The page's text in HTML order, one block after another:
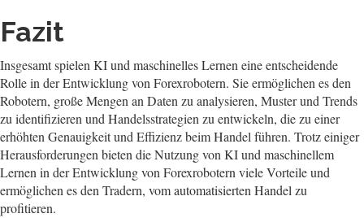
Fazit
Insgesamt spielen KI und maschinelles Lernen eine entscheidende
Rolle in der Entwicklung von Forexrobotern. Sie ermöglichen es den
Robotern, große Mengen an Daten zu analysieren, Muster und Trends
zu identifizieren und Handelsstrategien zu entwickeln, die zu einer
erhöhten Genauigkeit und Effizienz beim Handel führen. Trotz einiger
Herausforderungen bieten die Nutzung von KI und maschinellem
Lernen in der Entwicklung von Forexrobotern viele Vorteile und
ermöglichen es den Tradern, vom automatisierten Handel zu
profitieren.